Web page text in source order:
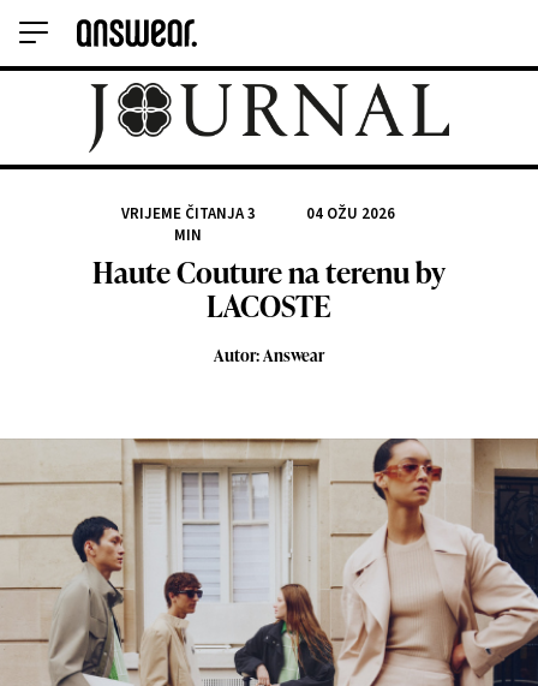
VRIJEME ČITANJA3
MIN
04 OŽU 2026
Haute Couture na terenu by
LACOSTE
Autor: Answear